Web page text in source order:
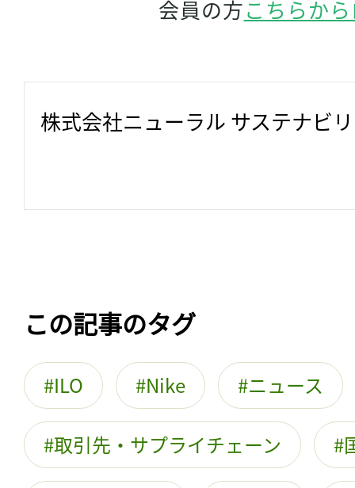
会員の方こちらか
株式会社ニューラル サステナビ
この記事のタグ
ILO Nike ニュース
取引先・サプライチェーン